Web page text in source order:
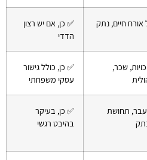
אורח חיים, נתק
✅ כן, אם יש רצון
הדדי
שכר,
✅ כן, כולל גישור
עסקי משפחתי
תחושת
✅ כן, בעיקר
בהיבט רגשי